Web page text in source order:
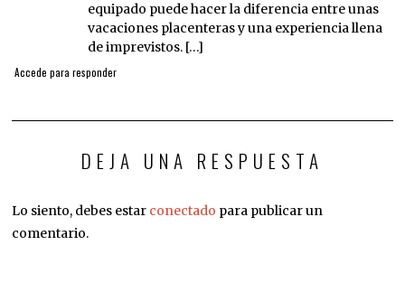
equipado puede hacer la diferencia entre unas
vacaciones placenteras y una experiencia llena
de imprevistos. […]
Accede para responder
DEJA UNA RESPUESTA
Lo siento, debes estar conectado para publicar un
comentario.